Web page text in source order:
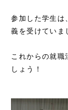
参加した学生は
義を受けていま
これからの就職
しょう！